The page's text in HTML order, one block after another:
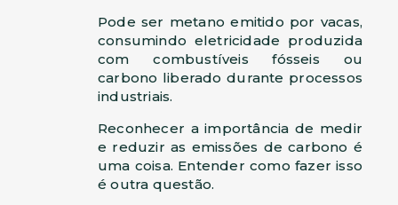
Pode ser metano emitido por vacas,
consumindo eletricidade produzida
com combustíveis fósseis ou
carbono liberado durante processos
industriais.
Reconhecer a importância de medir
e reduzir as emissões de carbono é
uma coisa. Entender como fazer isso
é outra questão.